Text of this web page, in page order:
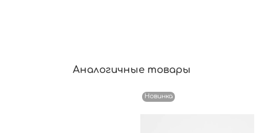
Аналогичные товары
Новинка